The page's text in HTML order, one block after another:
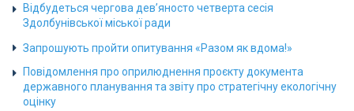
Відбудеться чергова дев’яносто четверта сесія
Здолбунівської міської ради
Запрошують пройти опитування «Разом як вдома!»
Повідомлення про оприлюднення проєкту документа
державного планування та звіту про стратегічну екологічну
оцінку